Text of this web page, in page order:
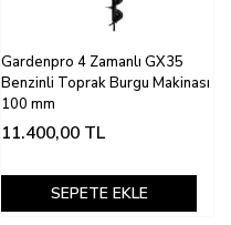
Gardenpro 4 Zamanlı GX35
Benzinli Toprak Burgu Makinası
100 mm
11.400,00 TL
SEPETE EKLE